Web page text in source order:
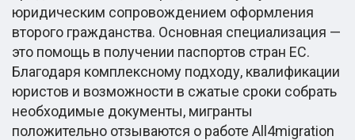
юридическим сопровождением оформления
второго гражданства. Основная специализация —
это помощь в получении паспортов стран ЕС.
Благодаря комплексному подходу, квалификации
юристов и возможности в сжатые сроки собрать
необходимые документы, мигранты
положительно отзываются о работе All4migration